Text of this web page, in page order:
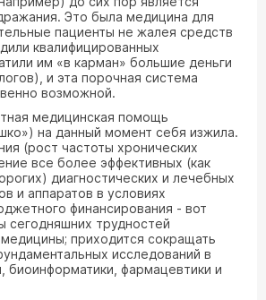
Это была медицина для
пациенты не жалея средств
квалифицированных
им «в карман» большие деньги
и эта порочная система
возможной.
медицинская помощь
на данный момент себя изжила.
(рост частоты хронических
все более эффективных (как
диагностических и лечебных
и аппаратов в условиях
финансирования - вот
сегодняшних трудностей
приходится сокращать
исследований в
биоинформатики, фармацевтики и